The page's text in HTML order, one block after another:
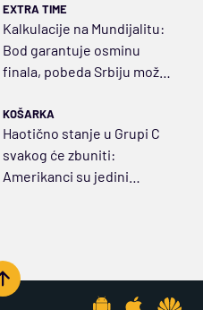
EXTRA TIME
Kalkulacije na Mundijalitu:
Bod garantuje osminu
finala, pobeda Srbiju možda
KOŠARKA
Haotično stanje u Grupi C
svakog će zbuniti:
Amerikanci su jedini